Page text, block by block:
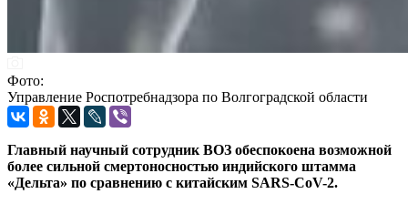
Фото:
Управление Роспотребнадзора по Волгоградской области
Главный научный сотрудник ВОЗ обеспокоена возможной
более сильной смертоносностью индийского штамма
«Дельта» по сравнению с китайским SARS-CoV-2.